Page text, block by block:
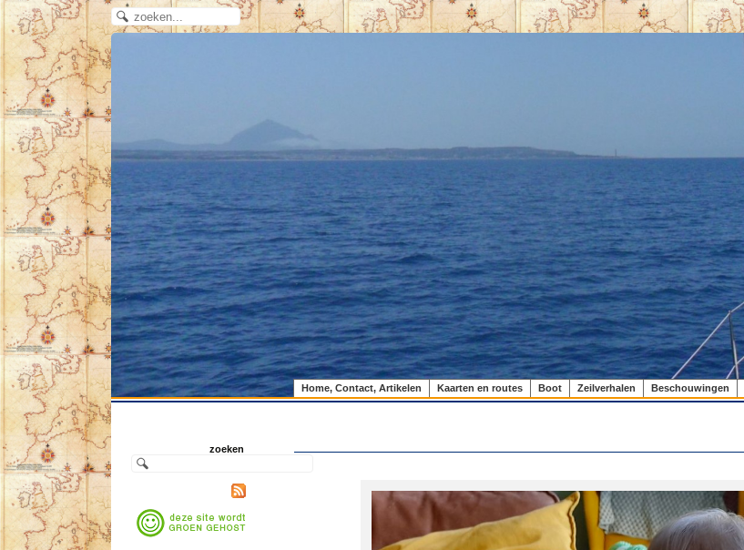
Home, Contact, Artikelen Kaarten en routes Boot Zeilverhalen Beschouwingen
zoeken